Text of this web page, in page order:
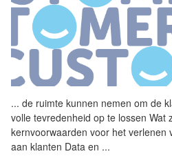
... de ruimte kunnen nemen om de
volle tevredenheid op te lossen Wat
kernvoorwaarden voor het verlenen
aan klanten Data en ...